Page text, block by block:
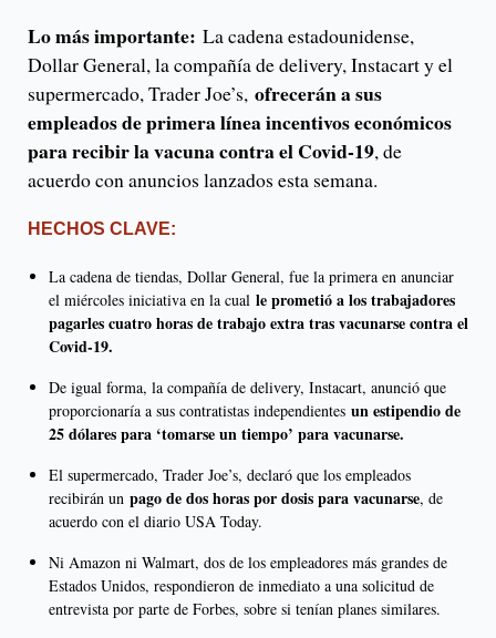
Lo más importante: La cadena estadounidense,
Dollar General, la compañía de delivery, Instacart y el
supermercado, Trader Joe’s, ofrecerán a sus
empleados de primera línea incentivos económicos
para recibir la vacuna contra el Covid-19, de
acuerdo con anuncios lanzados esta semana.
HECHOS CLAVE:
La cadena de tiendas, Dollar General, fue la primera en anunciar
el miércoles iniciativa en la cual le prometió a los trabajadores
pagarles cuatro horas de trabajo extra tras vacunarse contra el
Covid-19.
De igual forma, la compañía de delivery, Instacart, anunció que
proporcionaría a sus contratistas independientes un estipendio de
25 dólares para ‘tomarse un tiempo’ para vacunarse.
El supermercado, Trader Joe’s, declaró que los empleados
recibirán un pago de dos horas por dosis para vacunarse, de
acuerdo con el diario USA Today.
Ni Amazon ni Walmart, dos de los empleadores más grandes de
Estados Unidos, respondieron de inmediato a una solicitud de
entrevista por parte de Forbes, sobre si tenían planes similares.